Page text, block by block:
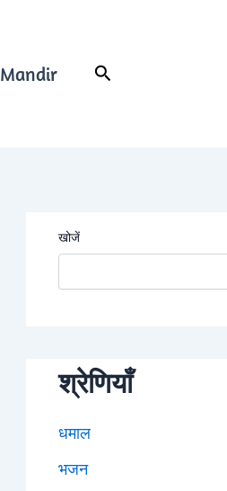
Mandir Search
खोजें
श्रेणियाँ
धमाल
भजन